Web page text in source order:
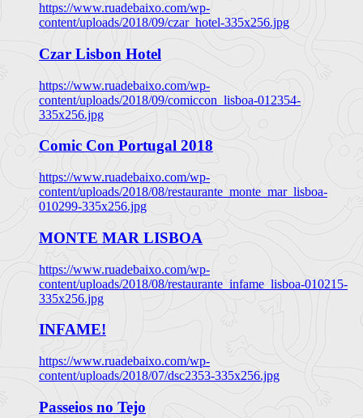
https://www.ruadebaixo.com/wp-
content/uploads/2018/09/czar_hotel-335x256.jpg
Czar Lisbon Hotel
https://www.ruadebaixo.com/wp-
content/uploads/2018/09/comiccon_lisboa-012354-
335x256.jpg
Comic Con Portugal 2018
https://www.ruadebaixo.com/wp-
content/uploads/2018/08/restaurante_monte_mar_lisboa-
010299-335x256.jpg
MONTE MAR LISBOA
https://www.ruadebaixo.com/wp-
content/uploads/2018/08/restaurante_infame_lisboa-010215-
335x256.jpg
INFAME!
https://www.ruadebaixo.com/wp-
content/uploads/2018/07/dsc2353-335x256.jpg
Passeios no Tejo